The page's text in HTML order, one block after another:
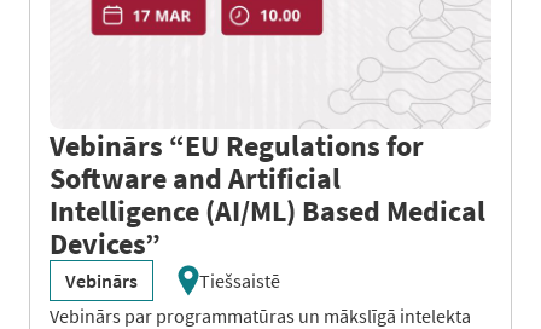
Vebinārs “EU Regulations for
Software and Artificial
Intelligence (AI/ML) Based Medical
Devices”
Vebinārs
Tiešsaistē
Vebinārs par programmatūras un mākslīgā intelekta